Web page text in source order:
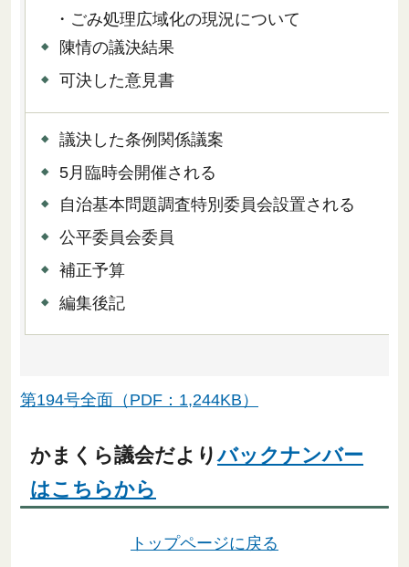
・ごみ処理広域化の現況について
陳情の議決結果
可決した意見書
議決した条例関係議案
5月臨時会開催される
自治基本問題調査特別委員会設置される
公平委員会委員
補正予算
編集後記
第194号全面（PDF：1,244KB）
かまくら議会だよりバックナンバー
はこちらから
トップページに戻る